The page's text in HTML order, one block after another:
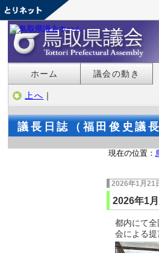
ホーム 議会の動き
上へ ｜
議長日誌（福田俊史議
現在の位置：
2026年1月21
2026年1月
都内にて
会による